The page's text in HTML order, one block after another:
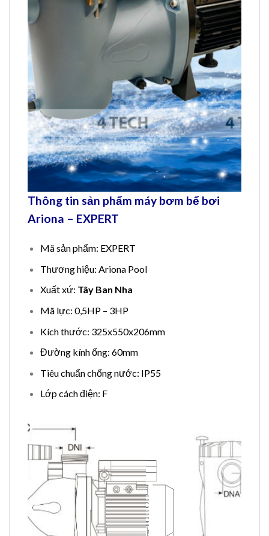
Thông tin sản phẩm máy bơm bể bơi
Ariona – EXPERT
Mã sản phẩm: EXPERT
Thương hiệu: Ariona Pool
Xuất xứ: Tây Ban Nha
Mã lực: 0,5HP – 3HP
Kích thước: 325x550x206mm
Đường kính ống: 60mm
Tiêu chuẩn chống nước: IP55
Lớp cách điện: F